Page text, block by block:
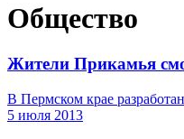
Общество
Жители Прикамья
В Пермском крае
5 июля 2013